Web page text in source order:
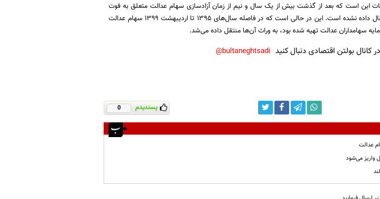
این است که بعد از گذشت بیش از یک سال و نیم از زمان آزادسازی سهام عدالت متعلق به فوت
شدگان، هنوز این سهام به وراث آنها انتقال داده نشده است. این در حالی است که در فاصله سال‌های ۱۳۹۵ تا اردیبهشت ۱۳۹۹ سهام عدالت
سهامداران عدالت تهیه شده بود، به وراث آن‌ها منتقل داده می‌شد.
بولتن اقتصادی دنبال کنید bultaneghtsadi@
پسندیدم 0
عدالت